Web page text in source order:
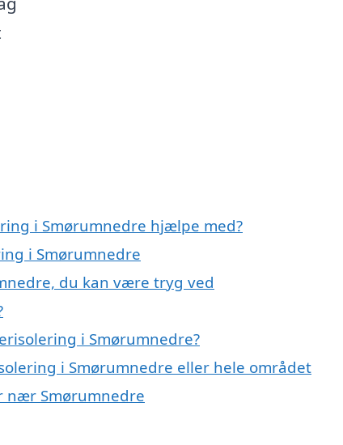
i Smørumnedre hjælpe med?
i Smørumnedre
du kan være tryg ved
i Smørumnedre?
i Smørumnedre eller hele området
nær Smørumnedre